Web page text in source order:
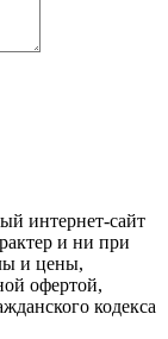
интернет-сайт
и ни при
и цены,
офертой,
кодекса